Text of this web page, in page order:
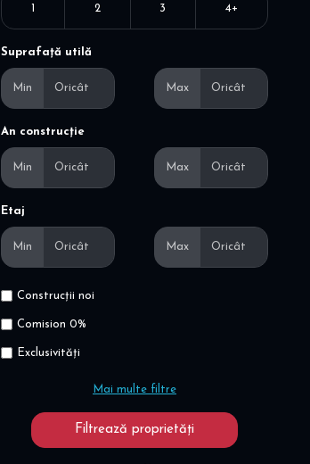
1 2 3 4+
Suprafață utilă
Min Max
An construcție
Min Max
Etaj
Min Max
Construcții noi
Comision 0%
Exclusivități
Mai multe filtre